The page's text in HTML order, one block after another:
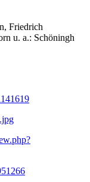
Friedrich
u. a.: Schöningh